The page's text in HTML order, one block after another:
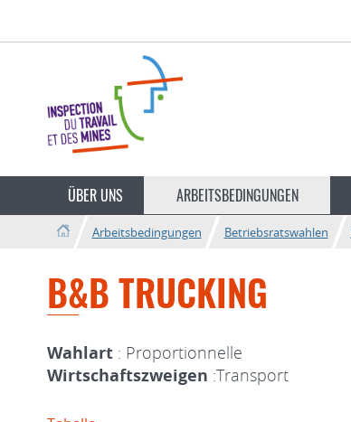
wechseln
ÜBER UNS ARBEITSBEDINGUNGEN
Arbeitsbedingungen Betriebsratswahlen
B&B TRUCKING
Wahlart : Proportionnelle
Wirtschaftszweigen :Transport